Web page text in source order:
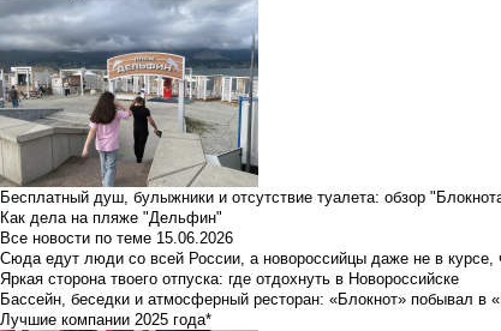
Бесплатный душ, булыжники и отсутствие туалета: обзор
Как дела на пляже "Дельфин"
Все новости по теме 15.06.2026
Сюда едут люди со всей России, а новороссийцы даже не в курсе,
Яркая сторона твоего отпуска: где отдохнуть в Новороссийске
Бассейн, беседки и атмосферный ресторан: «Блокнот» побывал в
Лучшие компании 2025 года*